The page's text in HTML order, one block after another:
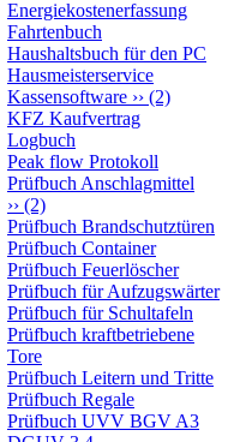
Energiekostenerfassung
Fahrtenbuch
Haushaltsbuch für den PC
Hausmeisterservice
Kassensoftware ›› (2)
KFZ Kaufvertrag
Logbuch
Peak flow Protokoll
Prüfbuch Anschlagmittel
›› (2)
Prüfbuch Brandschutztüren
Prüfbuch Container
Prüfbuch Feuerlöscher
Prüfbuch für Aufzugswärter
Prüfbuch für Schultafeln
Prüfbuch kraftbetriebene
Tore
Prüfbuch Leitern und Tritte
Prüfbuch Regale
Prüfbuch UVV BGV A3